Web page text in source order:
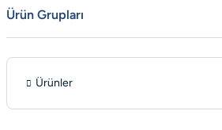
Ürün Grupları
Ürünler